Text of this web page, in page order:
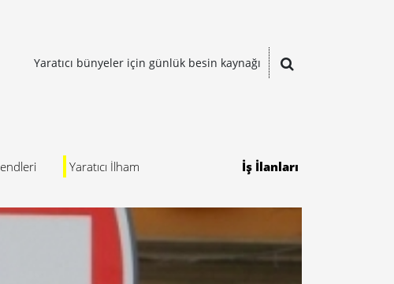
Yaratıcı bünyeler için günlük besin kaynağı
Yaratıcı İlham İş İlanları